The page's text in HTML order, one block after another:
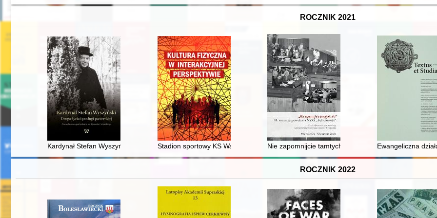
ROCZNIK 2021
Kardynał Stefan Wyszyński : droga życia i posługi pasterskiej : praca zbiorowa
Stadion sportowy KS Warszawianka w okresie międzywojennym - budowa,
Nie zapomnijcie tamtych dni" : 40. rocznica powstania
Ewangeliczna
ROCZNIK 2022